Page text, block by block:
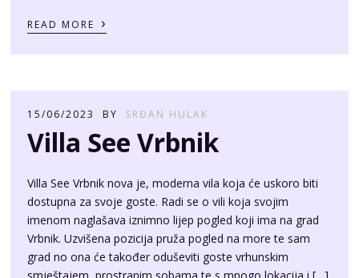
READ MORE ›
15/06/2023 BY SRĐAN HULAK
Villa See Vrbnik
Villa See Vrbnik nova je, moderna vila koja će uskoro biti
dostupna za svoje goste. Radi se o vili koja svojim
imenom naglašava iznimno lijep pogled koji ima na grad
Vrbnik. Uzvišena pozicija pruža pogled na more te sam
grad no ona će također oduševiti goste vrhunskim